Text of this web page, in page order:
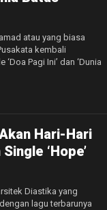
atau yang biasa
kembali
Pagi Ini’ dan ‘Dunia
Hari-Hari
‘Hope’
Diastika yang
lagu terbarunya